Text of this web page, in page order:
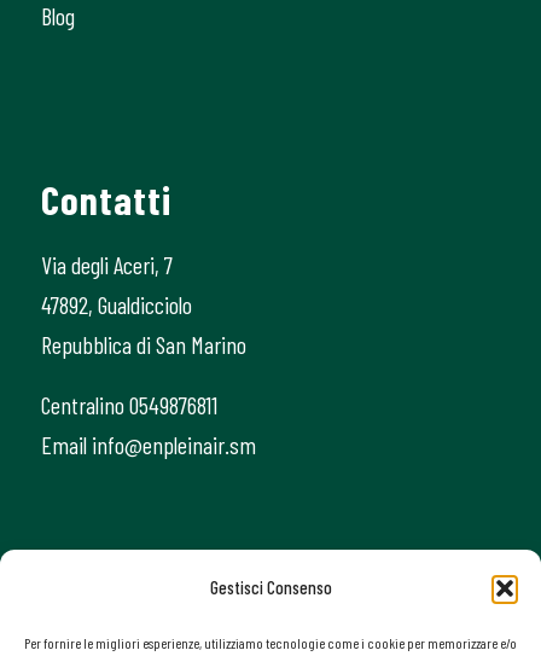
Gestisci Consenso
Per fornire le migliori esperienze, utilizziamo tecnologie come i cookie per memorizzare e/o
Blog
Contatti
Via degli Aceri, 7
47892, Gualdicciolo
Repubblica di San Marino
Centralino 0549876811
Email info@enpleinair.sm